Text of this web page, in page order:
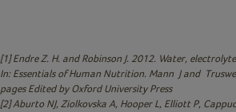
[1] Endre Z. H. and Robinson J. 2012. Water,
In: Essentials of Human Nutrition. Mann J and
pages Edited by Oxford University Press
[2] Aburto NJ, Ziolkovska A, Hooper L, Elliott P,